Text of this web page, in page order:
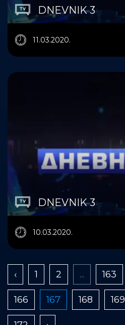
DNEVNIK 3
11.03.2020.
DNEVNIK 3
10.03.2020.
‹ 1 2 ... 163
166 167 168 169